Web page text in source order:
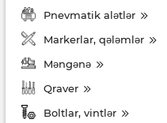
Pnevmatik alətlər
Markerlar, qələmlər
Məngənə
Qraver
Boltlar, vintlər